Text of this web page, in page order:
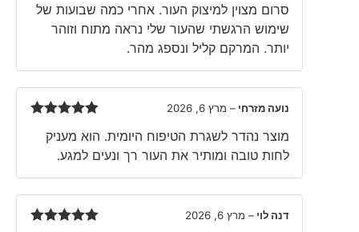
of 5
סרום מצוין למיצוק העור. אחרי כמה שבועות של
שימוש הרגשתי שהעור שלי נראה מתוח וזוהר
יותר. המרקם קליל ונספג מהר.
of 5
נועה מזרחי – מרץ 6, 2026
מוצר נהדר לשגרת הטיפוח היומית. הוא מעניק
לחות טובה ומותיר את העור רך ונעים למגע.
דנה לוי – מרץ 6, 2026